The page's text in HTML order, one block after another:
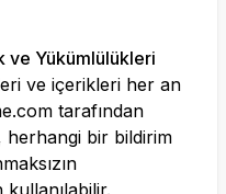
ve Yükümlülükleri
ve içerikleri her an
tarafından
herhangi bir bildirim
kullanılabilir.